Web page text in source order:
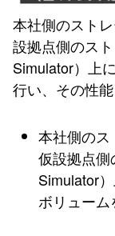
本社側のスト
設拠点側のス
Simulator）上
行い、その性
本社側のス
仮設拠点側
Simulator
ボリューム